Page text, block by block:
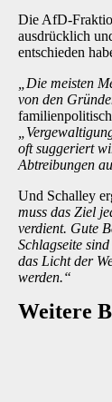
Die AfD-
ausdrücklich
entschieden
„Die meisten
von den
oft suggeriert
Abtreibungen
Und Schalley
muss das Ziel
verdient. Gute
Schlagseite
das Licht der
werden.“
Weitere